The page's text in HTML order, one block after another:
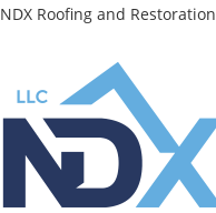
Skip
NDX Roofing and Restoration